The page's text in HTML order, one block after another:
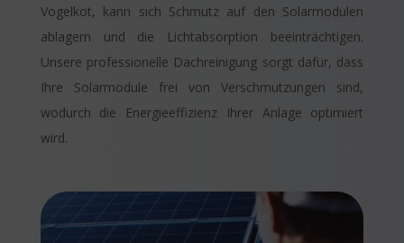
Vogelkot, kann sich Schmutz auf den Solarmodulen
ablagern und die Lichtabsorption beeinträchtigen.
Unsere professionelle Dachreinigung sorgt dafür, dass
Ihre Solarmodule frei von Verschmutzungen sind,
wodurch die Energieeffizienz Ihrer Anlage optimiert
wird.